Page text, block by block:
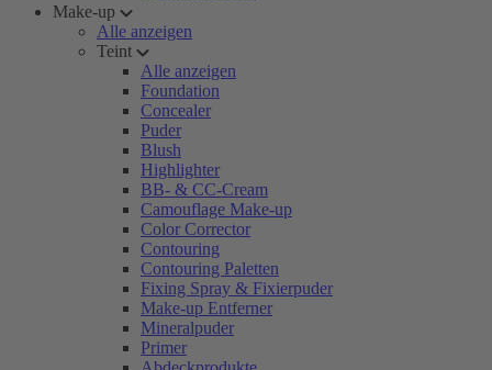
Make-up
Alle anzeigen
Teint
Alle anzeigen
Foundation
Concealer
Puder
Blush
Highlighter
BB- & CC-Cream
Camouflage Make-up
Color Corrector
Contouring
Contouring Paletten
Fixing Spray & Fixierpuder
Make-up Entferner
Mineralpuder
Primer